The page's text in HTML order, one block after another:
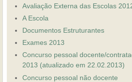
Avaliação Externa das Escolas
A Escola
Documentos Estruturantes
Exames 2013
Concurso pessoal docente/
2013 (atualizado em 22.02.2013)
Concurso pessoal não docente